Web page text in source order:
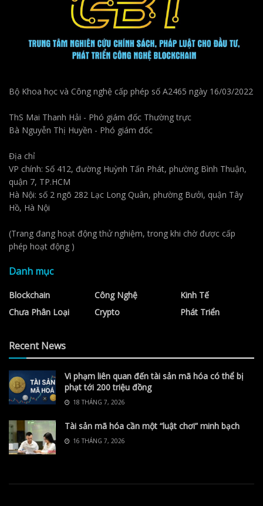
Bộ Khoa học và Công nghệ cấp phép số A2465 ngày 16/03/2022
ThS Mai Thanh Hải - Phó giám đốc Thường trực
Bà Nguyễn Thị Huyền - Phó giám đốc
Địa chỉ
VP chính: Số 412, đường Huỳnh Tấn Phát, phường Bình Thuận,
quận 7, TP.HCM
Hà Nội: số 2 ngõ 282 Lạc Long Quân, phường Bưởi, quận Tây
Hồ, Hà Nội
(Trang đang hoạt động thử nghiệm, trong khi chờ được cấp
phép hoạt động )
Danh mục
Blockchain
Chưa Phân Loại
Công Nghệ
Crypto
Kinh Tế
Phát Triển
Recent News
Vi phạm liên quan đến tài sản mã hóa có thể bị
phạt tới 200 triệu đồng
18 THÁNG 7, 2026
Tài sản mã hóa cần một “luật chơi” minh bạch
16 THÁNG 7, 2026